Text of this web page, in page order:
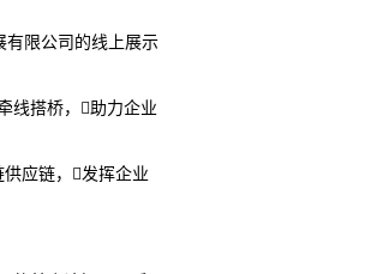
有限公司的线上展示
线搭桥，助力企业
应链，发挥企业